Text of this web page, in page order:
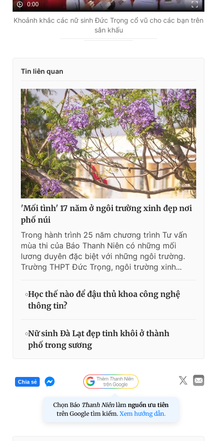
0:00
Khoảnh khắc các nữ sinh Đức Trọng cổ vũ cho các bạn trên
sân khấu
Tin liên quan
'Mối tình' 17 năm ở ngôi trường xinh đẹp nơi
phố núi
Trong hành trình 25 năm chương trình Tư vấn
mùa thi của Báo Thanh Niên có những mối
lương duyên đặc biệt với những ngôi trường.
Trường THPT Đức Trọng, ngôi trường xinh...
Học thế nào để đậu thủ khoa công nghệ
thông tin?
Nữ sinh Đà Lạt đẹp tinh khôi ở thành
phố trong sương
Chia sẻ
Chọn Báo Thanh Niên làm nguồn ưu tiên
trên Google tìm kiếm. Xem hướng dẫn.